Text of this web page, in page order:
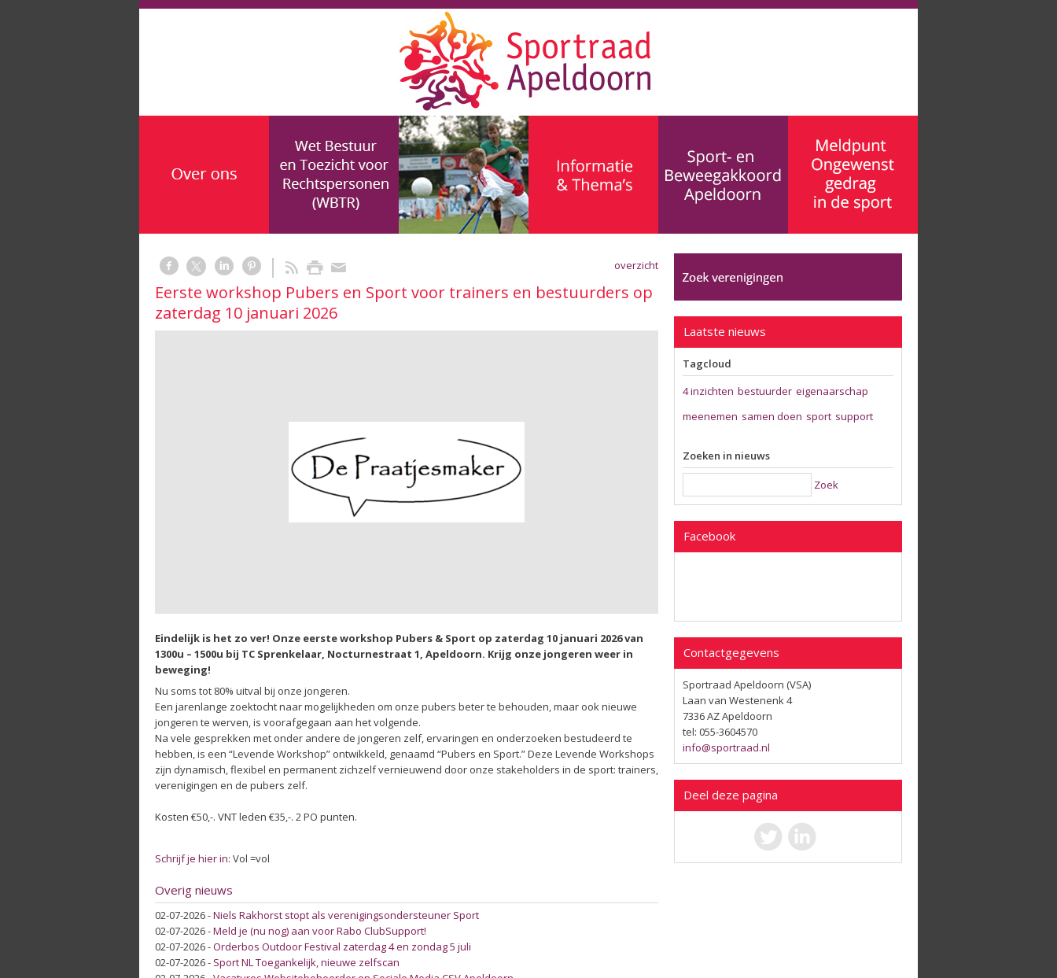
overzicht
Eerste workshop Pubers en Sport voor trainers en bestuurders op
zaterdag 10 januari 2026
Eindelijk is het zo ver! Onze eerste workshop Pubers & Sport op zaterdag 10 januari 2026 van
1300u – 1500u bij TC Sprenkelaar, Nocturnestraat 1, Apeldoorn. Krijg onze jongeren weer in
beweging!
Nu soms tot 80% uitval bij onze jongeren.
Een jarenlange zoektocht naar mogelijkheden om onze pubers beter te behouden, maar ook nieuwe
jongeren te werven, is voorafgegaan aan het volgende.
Na vele gesprekken met onder andere de jongeren zelf, ervaringen en onderzoeken bestudeerd te
hebben, is een “Levende Workshop” ontwikkeld, genaamd “Pubers en Sport.” Deze Levende Workshops
zijn dynamisch, flexibel en permanent zichzelf vernieuwend door onze stakeholders in de sport: trainers,
verenigingen en de pubers zelf.
Kosten €50,-. VNT leden €35,-. 2 PO punten.
Schrijf je hier in: Vol =vol
Overig nieuws
02-07-2026-Niels Rakhorst stopt als verenigingsondersteuner Sport
02-07-2026-Meld je (nu nog) aan voor Rabo ClubSupport!
02-07-2026-Orderbos Outdoor Festival zaterdag 4 en zondag 5 juli
02-07-2026- Sport NL Toegankelijk, nieuwe zelfscan
Laatste nieuws
Tagcloud
4 inzichten bestuurder eigenaarschap
meenemen samen doen sport support
Zoeken in nieuws
Zoek
Facebook
Contactgegevens
Sportraad Apeldoorn (VSA)
Laan van Westenenk 4
7336 AZ Apeldoorn
tel: 055-3604570
info@sportraad.nl
Deel deze pagina